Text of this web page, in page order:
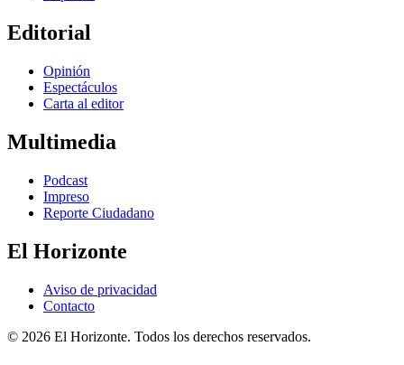
Editorial
Opinión
Espectáculos
Carta al editor
Multimedia
Podcast
Impreso
Reporte Ciudadano
El Horizonte
Aviso de privacidad
Contacto
© 2026 El Horizonte. Todos los derechos reservados.